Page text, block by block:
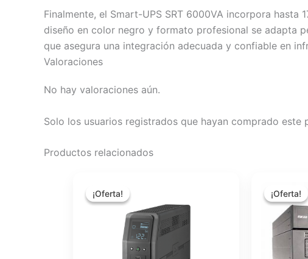
Finalmente, el Smart-UPS SRT 6000VA incorpora
diseño en color negro y formato profesional se adapta
que asegura una integración adecuada y confiable en
Valoraciones
No hay valoraciones aún.
Solo los usuarios registrados que hayan comprado este
Productos relacionados
¡Oferta!
¡Oferta!
original
era:
$300.00.
es:
$280.00.
¡Oferta!
¡Oferta!